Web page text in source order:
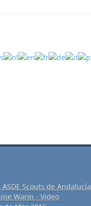
Scouts de Andalucía
Warin - Video